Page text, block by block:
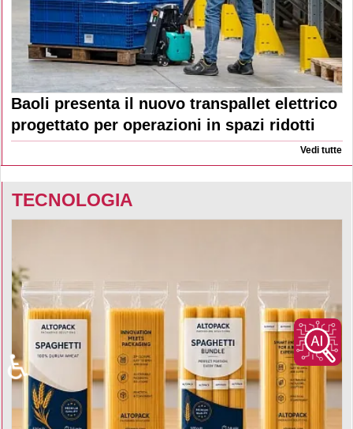
Baoli presenta il nuovo transpallet elettrico
progettato per operazioni in spazi ridotti
Vedi tutte
TECNOLOGIA